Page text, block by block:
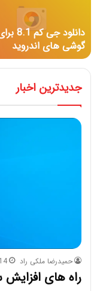
دانلود
گوشی های اندروید
جدیدترین اخبار
حمیدرضا ملکی راد 14 اسفند 1401
راه های